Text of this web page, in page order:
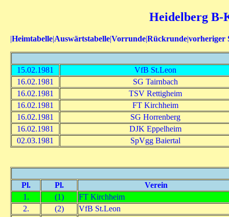
Heidelberg B-
|Heimtabelle|Auswärtstabelle|Vorrunde|Rückrunde|vorheriger
15.02.1981
VfB St.Leon
16.02.1981
SG Tairnbach
16.02.1981
TSV Rettigheim
16.02.1981
FT Kirchheim
16.02.1981
SG Horrenberg
16.02.1981
DJK Eppelheim
02.03.1981
SpVgg Baiertal
Pl. Pl.
Verein
1.
(1)
FT Kirchheim
2.
(2)
VfB St.Leon